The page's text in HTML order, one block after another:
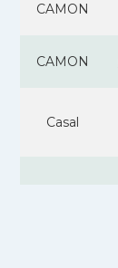
CAMON
CAMON
Casal